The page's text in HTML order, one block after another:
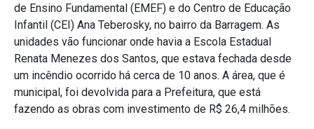
de Ensino Fundamental (EMEF) e do Centro de Educação
Infantil (CEI) Ana Teberosky, no bairro da Barragem. As
unidades vão funcionar onde havia a Escola Estadual
Renata Menezes dos Santos, que estava fechada desde
um incêndio ocorrido há cerca de 10 anos. A área, que é
municipal, foi devolvida para a Prefeitura, que está
fazendo as obras com investimento de R$ 26,4 milhões.